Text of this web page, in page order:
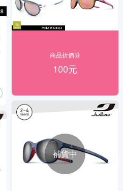
商品折價券
100元
補貨中